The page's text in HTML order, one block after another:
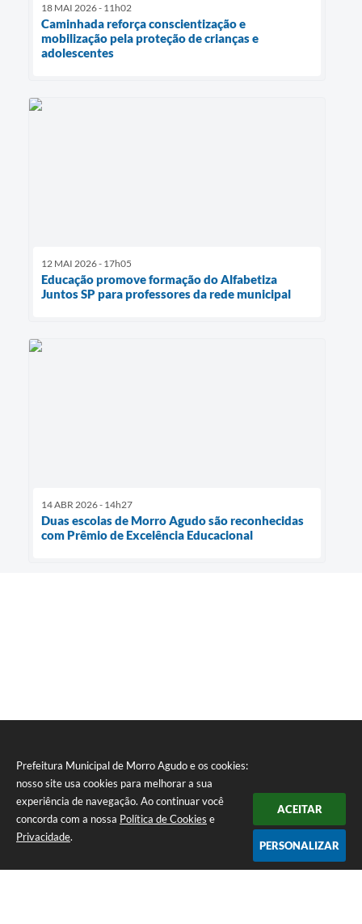
Prefeitura Municipal de Morro Agudo e os cookies:
nosso site usa cookies para melhorar a sua
experiência de navegação. Ao continuar você
concorda com a nossa Política de Cookies e
Privacidade.
ACEITAR
PERSONALIZAR
18 MAI 2026 - 11h02
Caminhada reforça conscientização e
mobilização pela proteção de crianças e
adolescentes
12 MAI 2026 - 17h05
Educação promove formação do Alfabetiza
Juntos SP para professores da rede municipal
14 ABR 2026 - 14h27
Duas escolas de Morro Agudo são reconhecidas
com Prêmio de Excelência Educacional